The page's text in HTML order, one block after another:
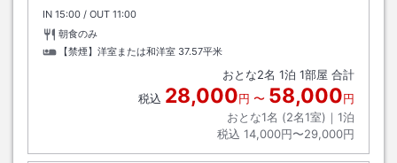
IN チェックイン
15:00 / OUT チェックアウト
11:00
朝食のみ
【禁煙】洋室または和洋室 37.57平米
おとな2名 1泊 1部屋 合計
税込 28,000円 〜 58,000円
おとな1名 (2名1室)｜ 1泊
税込 14,000円〜29,000円